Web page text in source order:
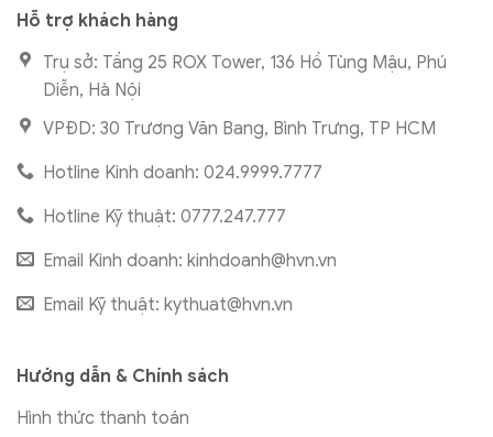
Hỗ trợ khách hàng
Trụ sở: Tầng 25 ROX Tower, 136 Hồ Tùng Mậu, Phú
Diễn, Hà Nội
VPĐD: 30 Trương Văn Bang, Bình Trưng, TP HCM
Hotline Kinh doanh: 024.9999.7777
Hotline Kỹ thuật: 0777.247.777
Email Kinh doanh: kinhdoanh@hvn.vn
Email Kỹ thuật: kythuat@hvn.vn
Hướng dẫn & Chính sách
Hình thức thanh toán